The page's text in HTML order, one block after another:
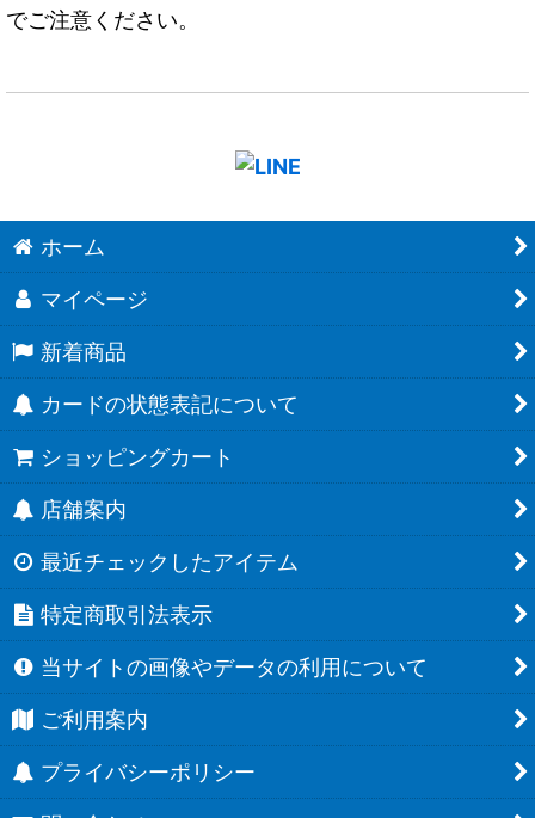
でご注意ください。
ホーム
マイページ
新着商品
カードの状態表記について
ショッピングカート
店舗案内
最近チェックしたアイテム
特定商取引法表示
当サイトの画像やデータの利用について
ご利用案内
プライバシーポリシー